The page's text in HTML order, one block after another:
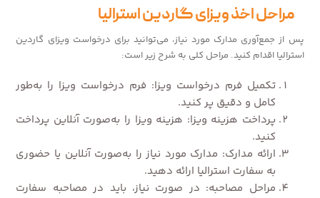
مراحل اخذ ویزای گاردین استرالیا
پس از جمع‌آوری مدارک مورد نیاز، می‌توانید برای درخواست ویزای گاردین
استرالیا اقدام کنید. مراحل کلی به شرح زیر است:
تکمیل فرم درخواست ویزا: فرم درخواست ویزا را به‌طور
کامل و دقیق پر کنید.
پرداخت هزینه ویزا: هزینه ویزا را به‌صورت آنلاین پرداخت
کنید.
ارائه مدارک: مدارک مورد نیاز را به‌صورت آنلاین یا حضوری
به سفارت استرالیا ارائه دهید.
مراحل مصاحبه: در صورت نیاز، باید در مصاحبه سفارت